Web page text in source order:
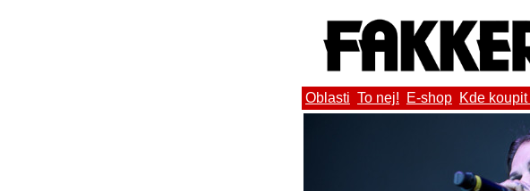
Oblasti To nej! E-shop Kde